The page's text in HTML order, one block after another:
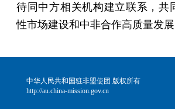
待同中方相关机构建立联系，共
性市场建设和中非合作高质量发展
中华人民共和国驻非盟使团 版权所有
http://au.china-mission.gov.cn